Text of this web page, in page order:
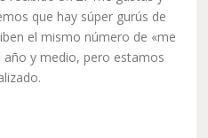
que hay súper gurús de
el mismo número de «me
y medio, pero estamos